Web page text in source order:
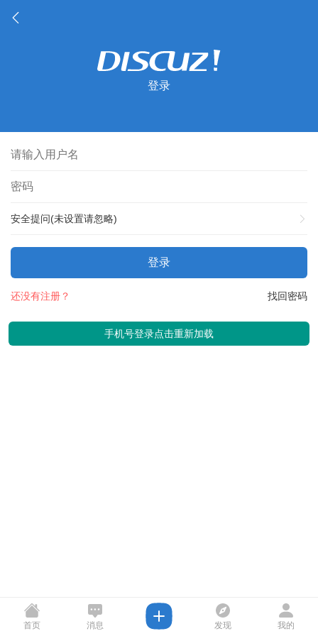
登录
安全提问(未设置请忽略)
登录
找回密码
还没有注册？
手机号登录点击重新加载
首页 消息 发现 我的